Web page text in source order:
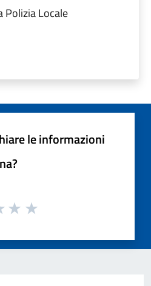
Polizia Locale
le informazioni